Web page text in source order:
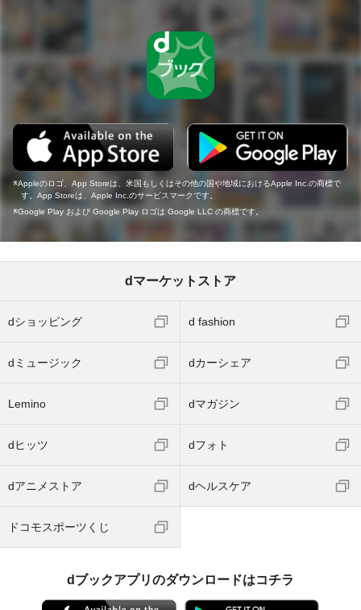
Appleのロゴ、App Storeは、米国もしくはその他の国や地域におけるApple Inc.の商標で
す。App Storeは、Apple Inc.のサービスマークです。
Google Play および Google Play ロゴは Google LLC の商標です。
dマーケットストア
dショッピング d fashion
dミュージック dカーシェア
Lemino dマガジン
dヒッツ dフォト
dアニメストア dヘルスケア
ドコモスポーツくじ
dブックアプリのダウンロードはコチラ